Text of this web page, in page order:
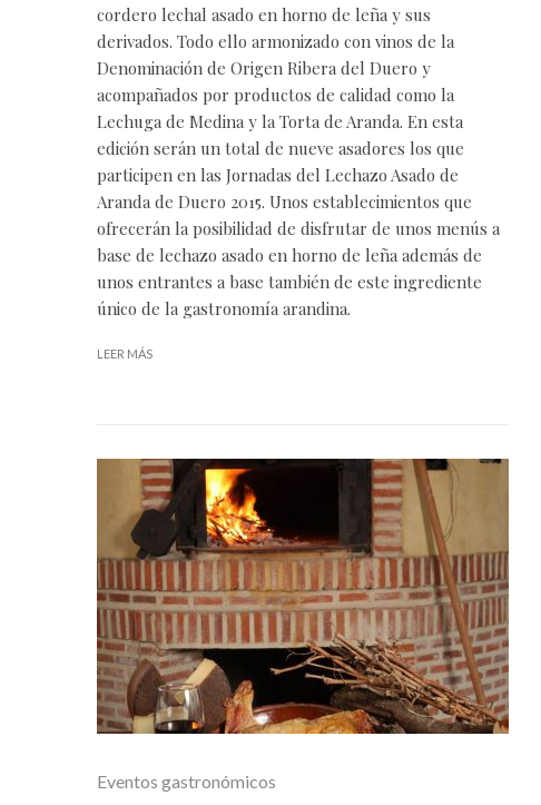
cordero lechal asado en horno de leña y sus
derivados. Todo ello armonizado con vinos de la
Denominación de Origen Ribera del Duero y
acompañados por productos de calidad como la
Lechuga de Medina y la Torta de Aranda. En esta
edición serán un total de nueve asadores los que
participen en las Jornadas del Lechazo Asado de
Aranda de Duero 2015. Unos establecimientos que
ofrecerán la posibilidad de disfrutar de unos menús a
base de lechazo asado en horno de leña además de
unos entrantes a base también de este ingrediente
único de la gastronomía arandina.
LEER MÁS
Eventos gastronómicos